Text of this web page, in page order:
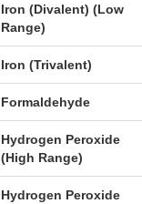
Iron (Divalent) (Low
Range)
Iron (Trivalent)
Formaldehyde
Hydrogen Peroxide
(High Range)
Hydrogen Peroxide